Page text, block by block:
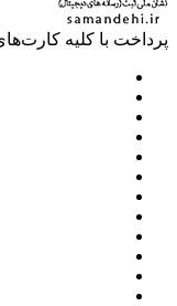
با کلیه کارت‌های